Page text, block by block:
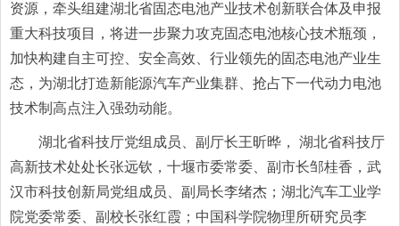
资源，牵头组建湖北省固态电池产业技术创新联合体及申报
重大科技项目，将进一步聚力攻克固态电池核心技术瓶颈，
加快构建自主可控、安全高效、行业领先的固态电池产业生
态，为湖北打造新能源汽车产业集群、抢占下一代动力电池
技术制高点注入强劲动能。
湖北省科技厅党组成员、副厅长王昕晔， 湖北省科技厅
高新技术处处长张远钦，十堰市委常委、副市长邹桂香，武
汉市科技创新局党组成员、副局长李绪杰；湖北汽车工业学
院党委常委、副校长张红霞；中国科学院物理所研究员李